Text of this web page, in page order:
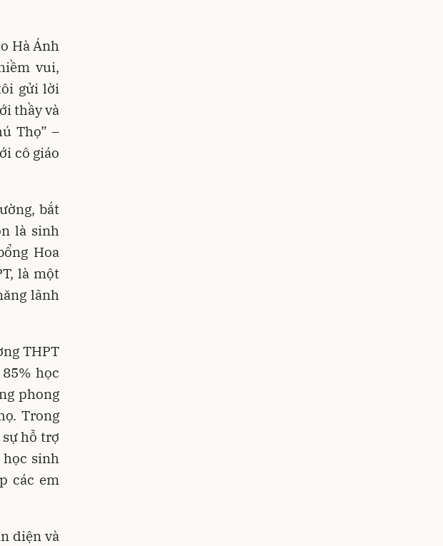
Hà Ánh
vui,
gửi lời
thầy và
Thọ” –
cô giáo
bắt
là sinh
Hoa
là một
lãnh
THPT
học
phong
Trong
hỗ trợ
học sinh
các em
diện và